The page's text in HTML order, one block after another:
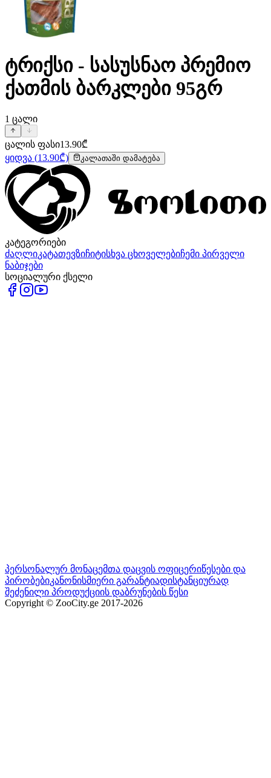
ტრიქსი - სასუსნაო პრემიო
ქათმის ბარკლები 95გრ
1 ცალი
ცალის ფასი13.90₾
ყიდვა (13.90₾) კალათაში დამატება
კატეგორიები
ძაღლიკატათევზიჩიტისხვა ცხოველებიჩემი პირველი
ნაბიჯები
სოციალური ქსელი
პერსონალურ მონაცემთა დაცვის ოფიცერიწესები და
პირობებიკანონისმიერი გარანტიადისტანციურად
შეძენილი პროდუქციის დაბრუნების წესი
Copyright © ZooCity.ge 2017-2026